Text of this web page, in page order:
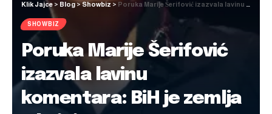
Klik Jajce > Blog>Showbiz > Poruka Marije Šerifović izazvala lavinu komentara: BiH je zemlja u kojoj…
SHOWBIZ
Poruka Marije Šerifović
izazvala lavinu
komentara: BiH je zemlja